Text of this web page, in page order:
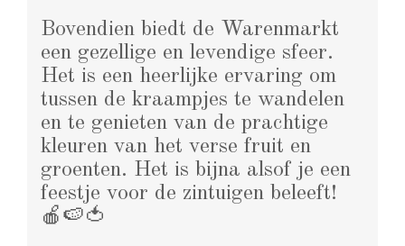
Bovendien biedt de Warenmarkt
een gezellige en levendige sfeer.
Het is een heerlijke ervaring om
tussen de kraampjes te wandelen
en te genieten van de prachtige
kleuren van het verse fruit en
groenten. Het is bijna alsof je een
feestje voor de zintuigen beleeft!
🍎🍉🍅